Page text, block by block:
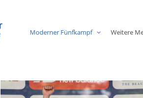
Moderner Fünfkampf Weitere